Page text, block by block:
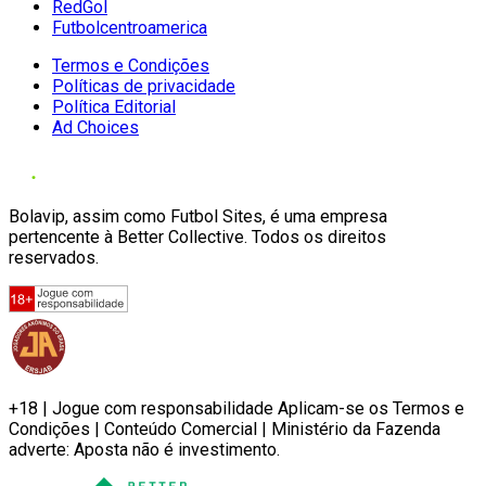
RedGol
Futbolcentroamerica
Termos e Condições
Políticas de privacidade
Política Editorial
Ad Choices
Bolavip, assim como Futbol Sites, é uma empresa
pertencente à Better Collective. Todos os direitos
reservados.
+18 | Jogue com responsabilidade Aplicam-se os Termos e
Condições | Conteúdo Comercial | Ministério da Fazenda
adverte: Aposta não é investimento.